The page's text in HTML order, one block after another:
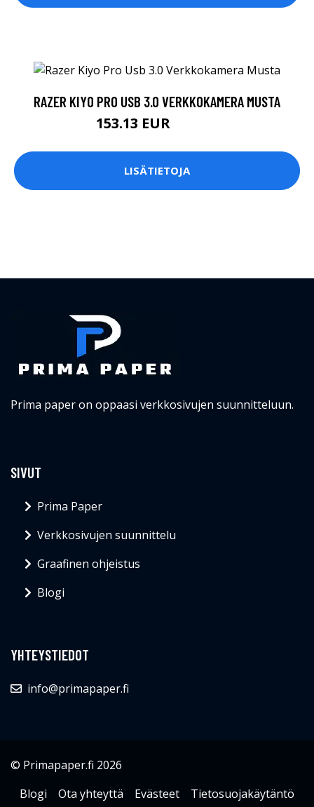
RAZER KIYO PRO USB 3.0 VERKKOKAMERA MUSTA
153.13 EUR
LISÄTIETOJA
Prima paper on oppaasi verkkosivujen suunnitteluun.
SIVUT
Prima Paper
Verkkosivujen suunnittelu
Graafinen ohjeistus
Blogi
YHTEYSTIEDOT
info@primapaper.fi
© Primapaper.fi 2026
Blogi
Ota yhteyttä Evästeet
Tietosuojakäytäntö